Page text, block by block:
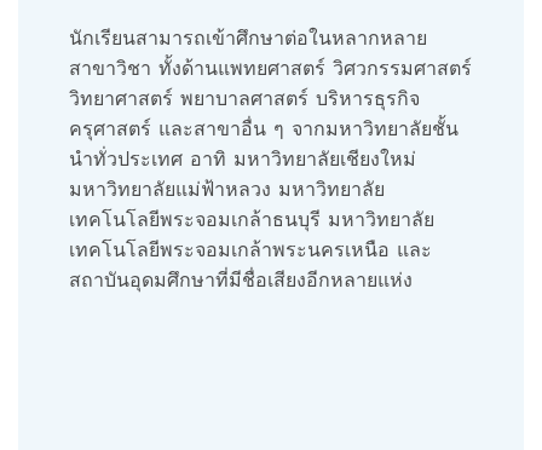
นักเรียนสามารถเข้าศึกษาต่อในหลากหลาย
สาขาวิชา ทั้งด้านแพทยศาสตร์ วิศวกรรมศาสตร์
วิทยาศาสตร์ พยาบาลศาสตร์ บริหารธุรกิจ
ครุศาสตร์ และสาขาอื่น ๆ จากมหาวิทยาลัยชั้น
นำทั่วประเทศ อาทิ มหาวิทยาลัยเชียงใหม่
มหาวิทยาลัยแม่ฟ้าหลวง มหาวิทยาลัย
เทคโนโลยีพระจอมเกล้าธนบุรี มหาวิทยาลัย
เทคโนโลยีพระจอมเกล้าพระนครเหนือ และ
สถาบันอุดมศึกษาที่มีชื่อเสียงอีกหลายแห่ง